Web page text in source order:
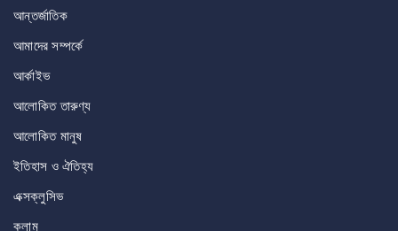
আন্তর্জাতিক
আমাদের সম্পর্কে
আর্কাইভ
আলোকিত তারুণ্য
আলোকিত মানুষ
ইতিহাস ও ঐতিহ্য
এক্সক্লুসিভ
কলাম